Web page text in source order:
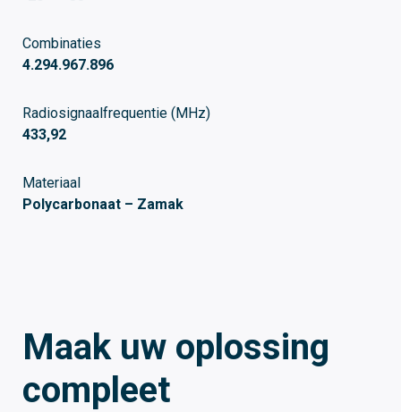
Combinaties
4.294.967.896
Radiosignaalfrequentie (MHz)
433,92
Materiaal
Polycarbonaat – Zamak
Maak uw oplossing
compleet